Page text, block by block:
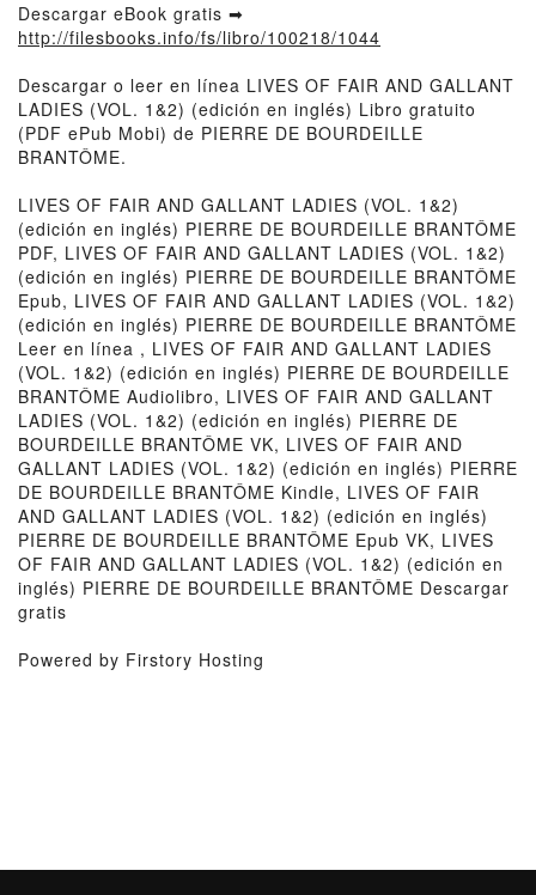
Descargar eBook gratis ➡
http://filesbooks.info/fs/libro/100218/1044
Descargar o leer en línea LIVES OF FAIR AND GALLANT
LADIES (VOL. 1&2) (edición en inglés) Libro gratuito
(PDF ePub Mobi) de PIERRE DE BOURDEILLE
BRANTÔME.
LIVES OF FAIR AND GALLANT LADIES (VOL. 1&2)
(edición en inglés) PIERRE DE BOURDEILLE BRANTÔME
PDF, LIVES OF FAIR AND GALLANT LADIES (VOL. 1&2)
(edición en inglés) PIERRE DE BOURDEILLE BRANTÔME
Epub, LIVES OF FAIR AND GALLANT LADIES (VOL. 1&2)
(edición en inglés) PIERRE DE BOURDEILLE BRANTÔME
Leer en línea , LIVES OF FAIR AND GALLANT LADIES
(VOL. 1&2) (edición en inglés) PIERRE DE BOURDEILLE
BRANTÔME Audiolibro, LIVES OF FAIR AND GALLANT
LADIES (VOL. 1&2) (edición en inglés) PIERRE DE
BOURDEILLE BRANTÔME VK, LIVES OF FAIR AND
GALLANT LADIES (VOL. 1&2) (edición en inglés) PIERRE
DE BOURDEILLE BRANTÔME Kindle, LIVES OF FAIR
AND GALLANT LADIES (VOL. 1&2) (edición en inglés)
PIERRE DE BOURDEILLE BRANTÔME Epub VK, LIVES
OF FAIR AND GALLANT LADIES (VOL. 1&2) (edición en
inglés) PIERRE DE BOURDEILLE BRANTÔME Descargar
gratis
Powered by Firstory Hosting